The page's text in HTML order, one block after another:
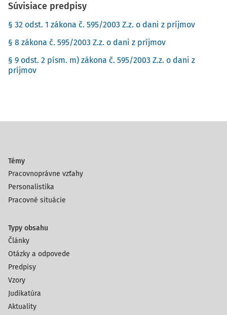
Súvisiace predpisy
§ 32 odst. 1 zákona č. 595/2003 Z.z. o dani z príjmov
§ 8 zákona č. 595/2003 Z.z. o dani z príjmov
§ 9 odst. 2 písm. m) zákona č. 595/2003 Z.z. o dani z
príjmov
Témy
Pracovnoprávne vzťahy
Personalistika
Pracovné situácie
Typy obsahu
Články
Otázky a odpovede
Predpisy
Vzory
Judikatúra
Aktuality